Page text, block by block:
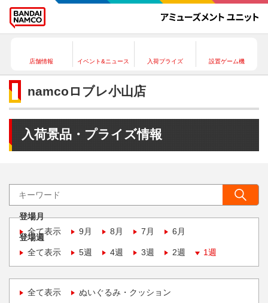
店舗情報 イベント&ニュース 入荷プライズ 設置ゲーム機
namcoロブレ小山店
入荷景品・プライズ情報
登場月
全て表示
9月 8月 7月 6月
登場週
全て表示
5週 4週 3週 2週 1週
全て表示 ぬいぐるみ・クッション